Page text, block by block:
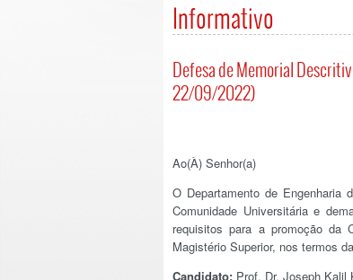
Informativo
Defesa de Memorial
22/09/2022)
Ao(À) Senhor(a)
O Departamento de Engenharia
Comunidade Universitária e
requisitos para a promoção da
Magistério Superior, nos termos
Candidato: Prof. Dr. Joseph Kalil